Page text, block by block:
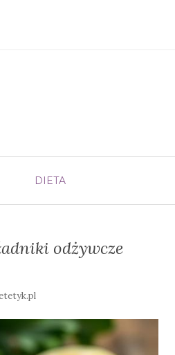
DIETA
odżywcze